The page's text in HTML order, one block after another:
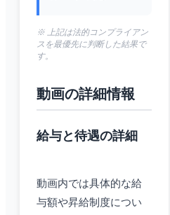
※ 上記は法的コンプライアン
スを最優先に判断した結果で
す。
動画の詳細情報
給与と待遇の詳細
動画内では具体的な給
与額や昇給制度につい